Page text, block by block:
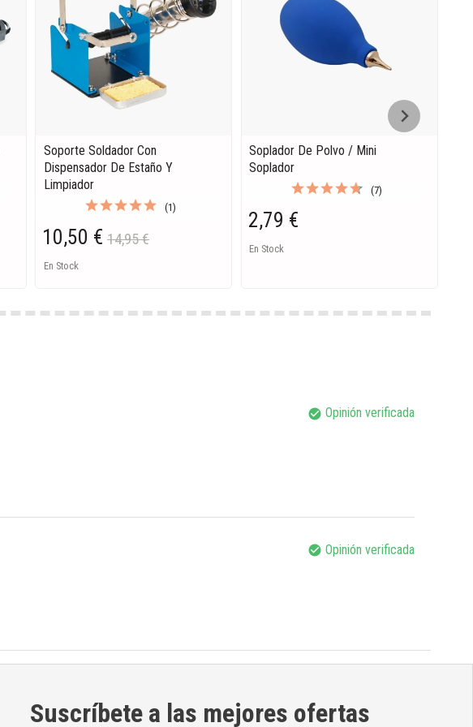
Soporte Soldador Con
Dispensador De Estaño Y
Limpiador
(1)
10,50 € 14,95 €
En Stock
Soplador De Polvo / Mini
Soplador
(7)
2,79 €
En Stock
check_circle Opinión verificada
check_circle Opinión verificada
Suscríbete a las mejores ofertas